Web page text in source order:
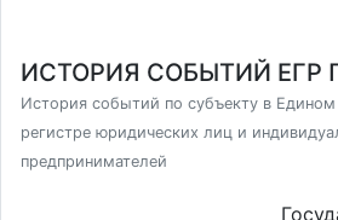
ИСТОРИЯ СОБЫТИЙ ЕГР
История событий по субъекту в Едином
регистре юридических лиц и
предпринимателей